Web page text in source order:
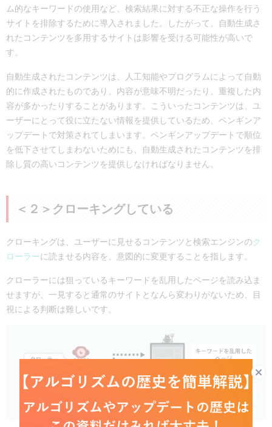
ム的なキーワードの使用など、検索結果に対する不正な操作を行う
サイトを排除するために導入されました。したがって、自動生成さ
れたコンテンツを多用するサイトは影響を受ける可能性が高いで
す。
自動生成されたコンテンツは、人工知能やプログラムによって自動
的に作成されたものであり、内容が意味不明だったり、重複した内
容が多かったりすることがあります。こういったコンテンツは、ユ
ーザーにとって役に立たない情報を提供しているため、ペンギンア
ップデートで対策されてしまいます。ペンギンアップデートで順位
を低下させてしまわないためにも、自動生成されたコンテンツを排
除し質の高いコンテンツを提供しなければなりません。
＜２＞クローキングしている
クローキングは、ユーザーに見せるコンテンツと検索エンジンのク
ローラーに読ませる内容を、意図的に変更することを指します。
クローラーには狙っているキーワードを乱用したページを読み込ま
せますが、一見すると通常のサイトとなんら変わりがないため、目
視による判断は難しいです。